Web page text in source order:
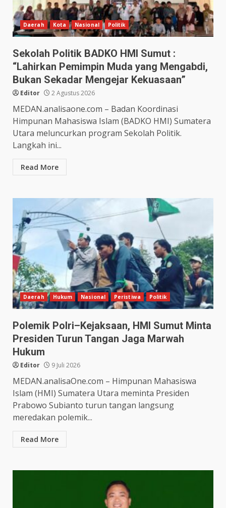
Daerah Kota Nasional Politik
Sekolah Politik BADKO HMI Sumut :
“Lahirkan Pemimpin Muda yang Mengabdi,
Bukan Sekadar Mengejar Kekuasaan”
Editor 2 Agustus 2026
MEDAN.analisaone.com – Badan Koordinasi
Himpunan Mahasiswa Islam (BADKO HMI) Sumatera
Utara meluncurkan program Sekolah Politik.
Langkah ini...
Read More
Daerah Hukum Nasional Peristiwa Politik
Polemik Polri–Kejaksaan, HMI Sumut Minta
Presiden Turun Tangan Jaga Marwah
Hukum
Editor 9 Juli 2026
MEDAN.analisaOne.com – Himpunan Mahasiswa
Islam (HMI) Sumatera Utara meminta Presiden
Prabowo Subianto turun tangan langsung
meredakan polemik...
Read More